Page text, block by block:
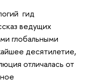
гид
ведущих
глобальными
десятилетие,
отличалась от